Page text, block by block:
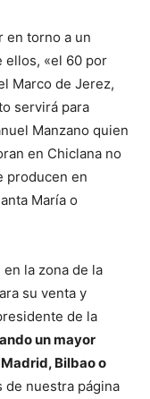
en torno a un
ellos, «el 60 por
Marco de Jerez,
servirá para
Manzano quien
en Chiclana no
producen en
María o
la zona de la
su venta y
de la
un mayor
Bilbao o
de nuestra página